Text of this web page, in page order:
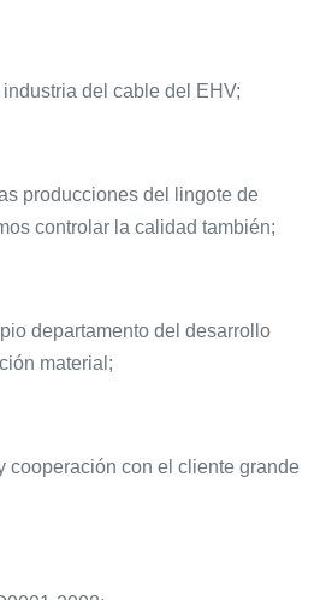
del cable del EHV;
producciones del lingote de
controlar la calidad también;
departamento del desarrollo
material;
cooperación con el cliente grande